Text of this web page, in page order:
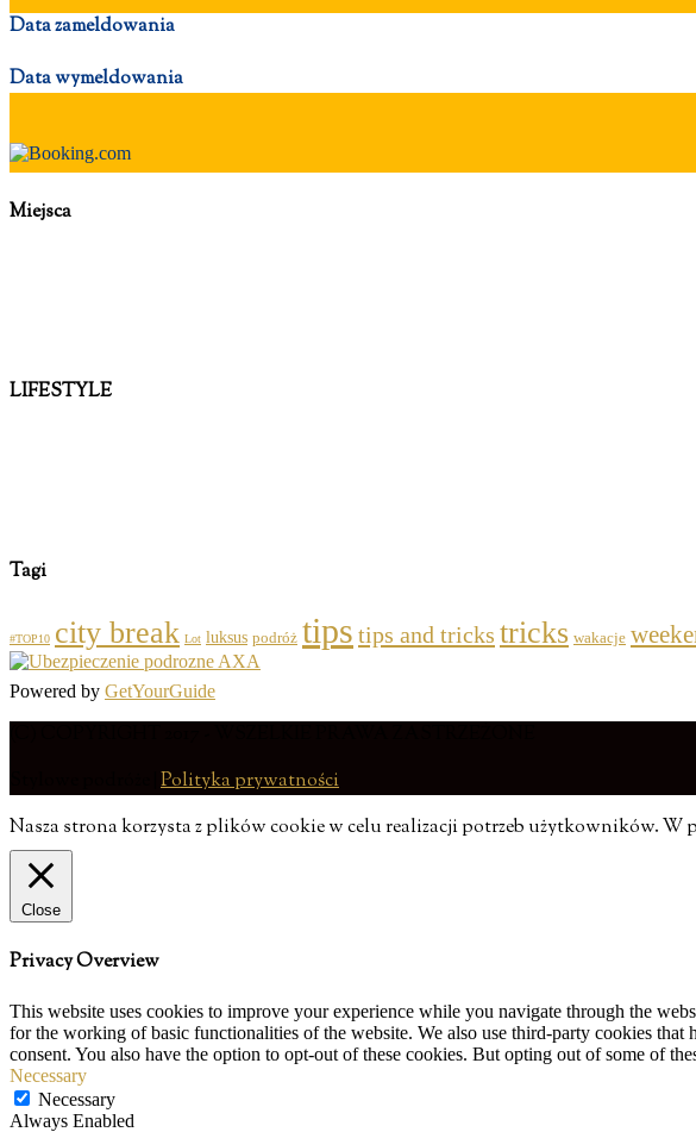
Data zameldowania
Data wymeldowania
Miejsca
LIFESTYLE
Tagi
#TOP10 city break Lot luksus podróż tips tips and tricks tricks wakacje
Powered by GetYourGuide
Polityka prywatności
Nasza strona korzysta z plików cookie w celu realizacji potrzeb użytkowników. W
Close
Privacy Overview
This website uses cookies to improve your experience while you navigate through the
for the working of basic functionalities of the website. We also use third-party cookies
consent. You also have the option to opt-out of these cookies. But opting out of some of
Necessary
Necessary
Always Enabled